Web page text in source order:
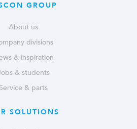
GROUP
About us
divisions
& inspiration
& students
Service & parts
SOLUTIONS